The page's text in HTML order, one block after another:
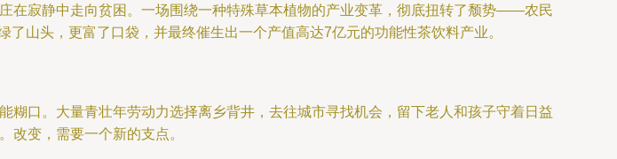
在寂静中走向贫困。一场围绕一种特殊草本植物的产业变革，彻底扭转了颓势——农民
了山头，更富了口袋，并最终催生出一个产值高达7亿元的功能性茶饮料产业。
口。大量青壮年劳动力选择离乡背井，去往城市寻找机会，留下老人和孩子守着日益
改变，需要一个新的支点。